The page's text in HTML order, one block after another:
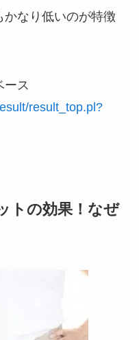
かなり低いのが特徴
ース
result_top.pl?
トの効果！なぜ